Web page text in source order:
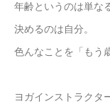
年齢というのは単な
決めるのは自分。
色んなことを「もう
ヨガインストラクタ